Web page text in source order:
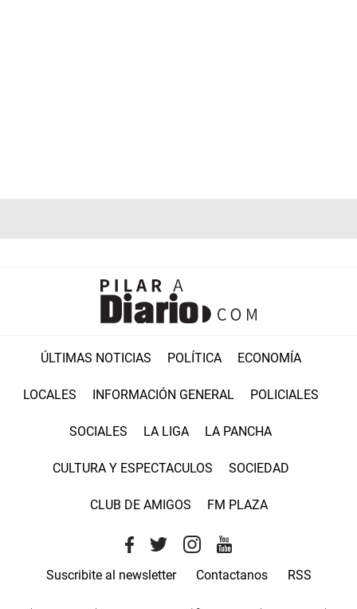
ÚLTIMAS NOTICIAS POLÍTICA ECONOMÍA
LOCALES INFORMACIÓN GENERAL POLICIALES
SOCIALES LA LIGA LA PANCHA
CULTURA Y ESPECTACULOS SOCIEDAD
CLUB DE AMIGOS FM PLAZA
Suscribite al newsletter Contactanos RSS